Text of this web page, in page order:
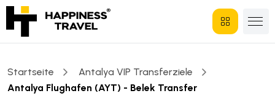
Startseite
Antalya VIP Transferziele
Antalya Flughafen (AYT) - Belek Transfer